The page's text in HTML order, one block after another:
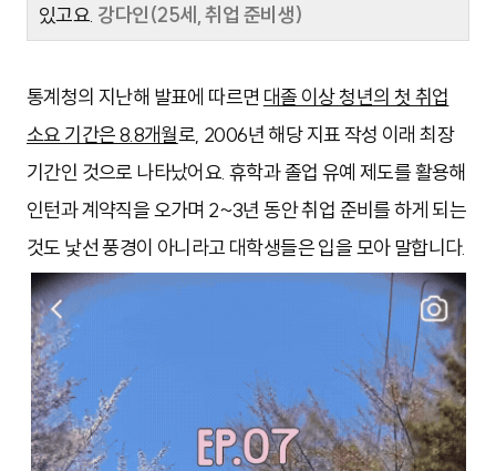
있고요. 강다인(25세, 취업 준비생)
통계청의 지난해 발표에 따르면 대졸 이상 청년의 첫 취업
소요 기간은 8.8개월로, 2006년 해당 지표 작성 이래 최장
기간인 것으로 나타났어요. 휴학과 졸업 유예 제도를 활용해
인턴과 계약직을 오가며 2~3년 동안 취업 준비를 하게 되는
것도 낯선 풍경이 아니라고 대학생들은 입을 모아 말합니다.